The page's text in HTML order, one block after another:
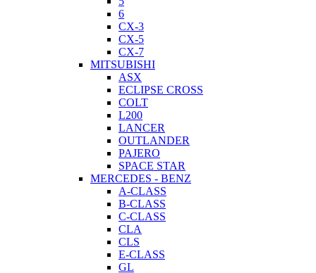
6
CX-3
CX-5
CX-7
MITSUBISHI
ASX
ECLIPSE CROSS
COLT
L200
LANCER
OUTLANDER
PAJERO
SPACE STAR
MERCEDES - BENZ
A-CLASS
B-CLASS
C-CLASS
CLA
CLS
E-CLASS
GL